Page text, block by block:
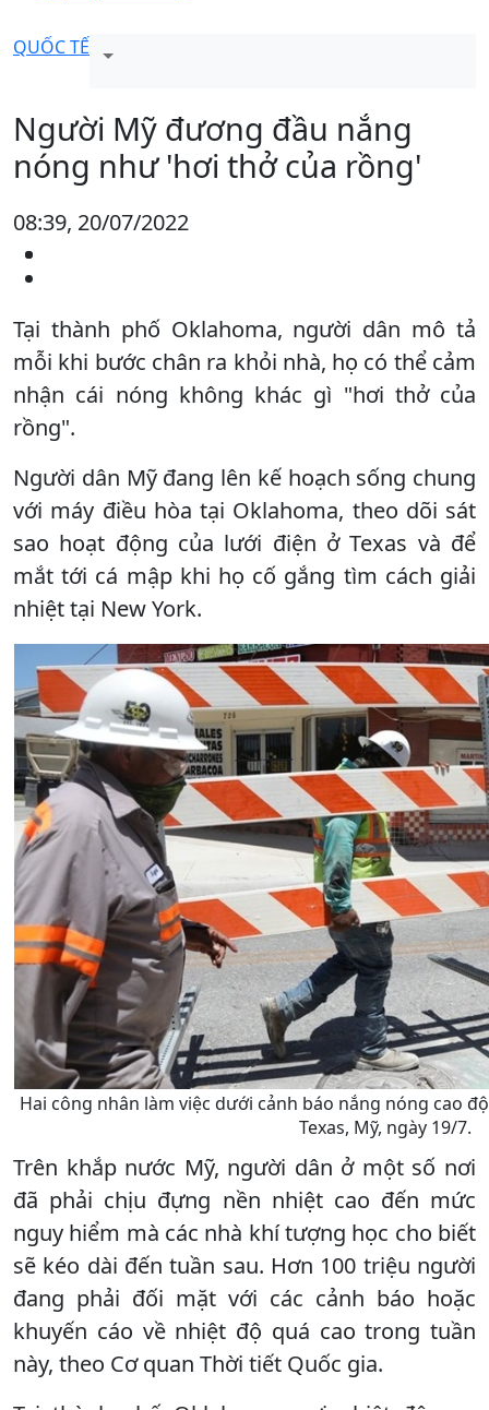
QUỐC TẾ
Người Mỹ đương đầu nắng
nóng như 'hơi thở của rồng'
08:39, 20/07/2022
Tại thành phố Oklahoma, người dân mô tả
mỗi khi bước chân ra khỏi nhà, họ có thể cảm
nhận cái nóng không khác gì "hơi thở của
rồng".
Người dân Mỹ đang lên kế hoạch sống chung
với máy điều hòa tại Oklahoma, theo dõi sát
sao hoạt động của lưới điện ở Texas và để
mắt tới cá mập khi họ cố gắng tìm cách giải
nhiệt tại New York.
Hai công nhân làm việc dưới cảnh báo nắng nóng cao
Texas, Mỹ, ngày 19/7.
Trên khắp nước Mỹ, người dân ở một số nơi
đã phải chịu đựng nền nhiệt cao đến mức
nguy hiểm mà các nhà khí tượng học cho biết
sẽ kéo dài đến tuần sau. Hơn 100 triệu người
đang phải đối mặt với các cảnh báo hoặc
khuyến cáo về nhiệt độ quá cao trong tuần
này, theo Cơ quan Thời tiết Quốc gia.